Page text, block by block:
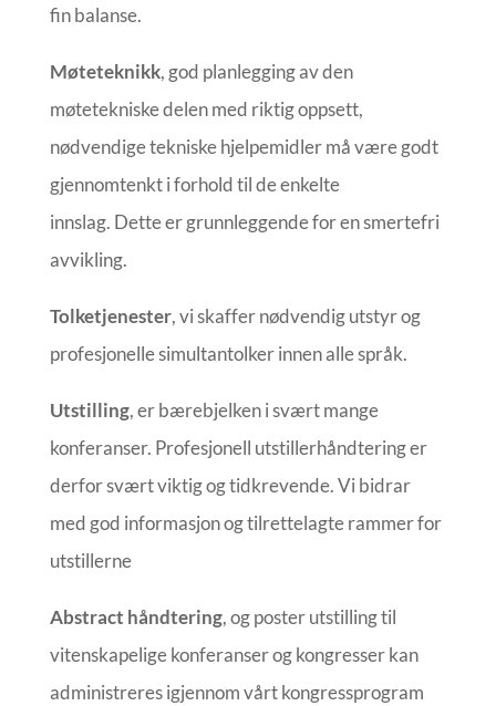
fin balanse.
Møteteknikk, god planlegging av den
møtetekniske delen med riktig oppsett,
nødvendige tekniske hjelpemidler må være godt
gjennomtenkt i forhold til de enkelte
innslag. Dette er grunnleggende for en smertefri
avvikling.
Tolketjenester, vi skaffer nødvendig utstyr og
profesjonelle simultantolker innen alle språk.
Utstilling, er bærebjelken i svært mange
konferanser. Profesjonell utstillerhåndtering er
derfor svært viktig og tidkrevende. Vi bidrar
med god informasjon og tilrettelagte rammer for
utstillerne
Abstract håndtering, og poster utstilling til
vitenskapelige konferanser og kongresser kan
administreres igjennom vårt kongressprogram